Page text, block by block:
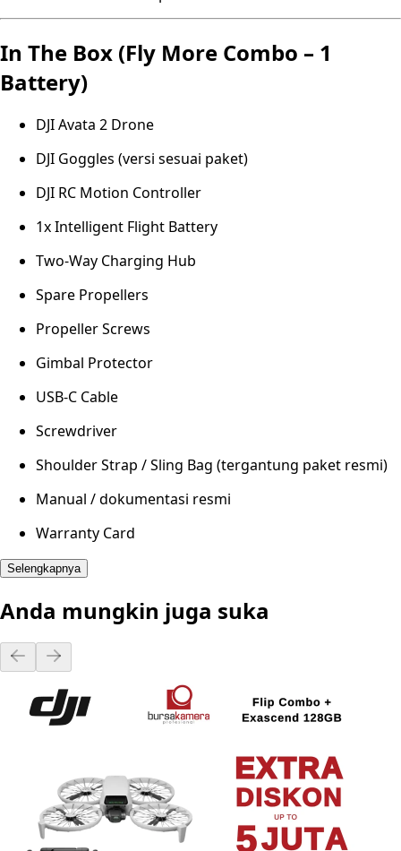
In The Box (Fly More Combo – 1
Battery)
DJI Avata 2 Drone
DJI Goggles (versi sesuai paket)
DJI RC Motion Controller
1x Intelligent Flight Battery
Two-Way Charging Hub
Spare Propellers
Propeller Screws
Gimbal Protector
USB-C Cable
Screwdriver
Shoulder Strap / Sling Bag (tergantung paket resmi)
Manual / dokumentasi resmi
Warranty Card
Selengkapnya
Anda mungkin juga suka